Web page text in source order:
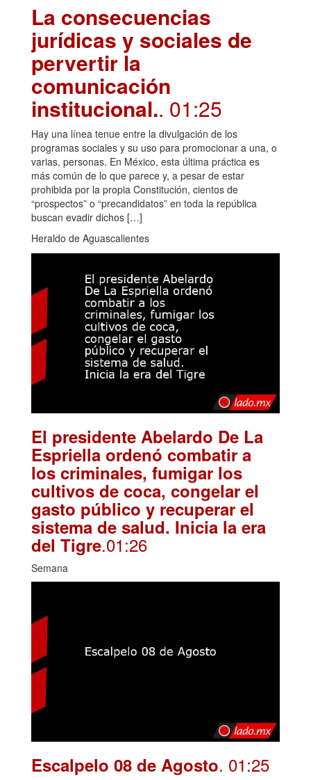
La consecuencias
jurídicas y sociales de
pervertir la
comunicación
institucional.. 01:25
Hay una línea tenue entre la divulgación de los
programas sociales y su uso para promocionar a una, o
varias, personas. En México, esta última práctica es
más común de lo que parece y, a pesar de estar
prohibida por la propia Constitución, cientos de
“prospectos” o “precandidatos” en toda la república
buscan evadir dichos […]
Heraldo de Aguascalientes
El presidente Abelardo De La
Espriella ordenó combatir a
los criminales, fumigar los
cultivos de coca, congelar el
gasto público y recuperar el
sistema de salud. Inicia la era
del Tigre.01:26
Semana
Escalpelo 08 de Agosto. 01:25